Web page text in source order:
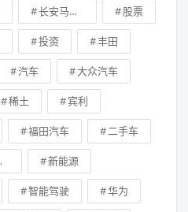
长安马自达 股票
投资 丰田
汽车 大众汽车
稀土 宾利
福田汽车 二手车
新能源
智能驾驶 华为